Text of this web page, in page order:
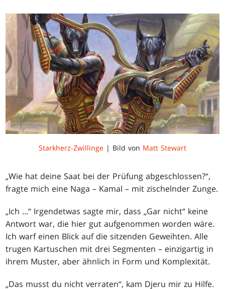
Starkherz-Zwillinge | Bild von Matt Stewart
„Wie hat deine Saat bei der Prüfung abgeschlossen?“,
fragte mich eine Naga – Kamal – mit zischelnder Zunge.
„Ich ...“ Irgendetwas sagte mir, dass „Gar nicht“ keine
Antwort war, die hier gut aufgenommen worden wäre.
Ich warf einen Blick auf die sitzenden Geweihten. Alle
trugen Kartuschen mit drei Segmenten – einzigartig in
ihrem Muster, aber ähnlich in Form und Komplexität.
„Das musst du nicht verraten“, kam Djeru mir zu Hilfe.